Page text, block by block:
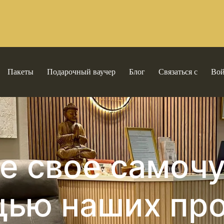
Пакеты Подарочный ваучер Блог Связаться с
свое
наших